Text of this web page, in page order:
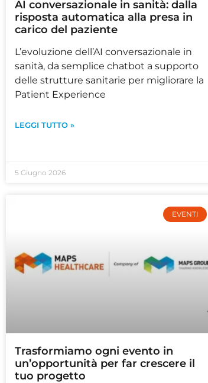
AI conversazionale in sanità: dalla
risposta automatica alla presa in
carico del paziente
L’evoluzione dell’AI conversazionale in
sanità, da semplice chatbot a supporto
delle strutture sanitarie per migliorare la
Patient Experience
LEGGI TUTTO »
5 Giugno 2026
EVENTI
Trasformiamo ogni evento in
un’opportunità per far crescere il
tuo progetto